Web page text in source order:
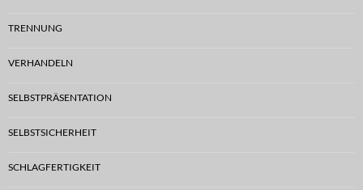
TRENNUNG
VERHANDELN
SELBSTPRÄSENTATION
SELBSTSICHERHEIT
SCHLAGFERTIGKEIT